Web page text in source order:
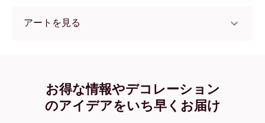
アートを見る
Midnight Reflections no.1 オーク
Midnight Reflections no.1 ワイド ブラック
Midnight Reflections no.1 ワイド ホワイト
お得な情報やデコレーション
のアイデアをいち早くお届け